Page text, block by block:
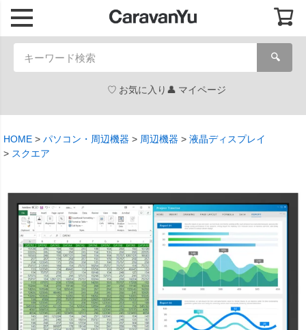
🔍
お気に入り マイページ
HOME パソコン・周辺機器 周辺機器
液晶ディスプレイ
スクエア